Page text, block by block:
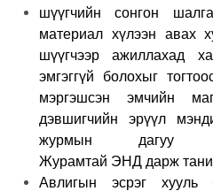
шүүгчийн сонгон
материал хүлээн авах
шүүгчээр ажиллахад
эмгэггүй болохыг
мэргэшсэн эмчийн
дэвшигчийн эрүүл
журмын дагуу
Журамтай ЭНД дарж
Авлигын эсрэг хууль